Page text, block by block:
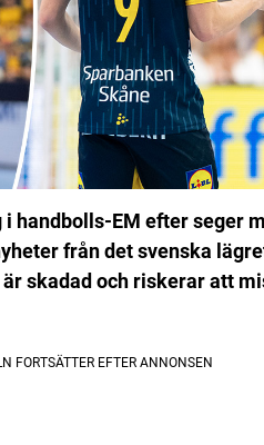
handbolls-EM efter seger
från det svenska
skadad och riskerar att